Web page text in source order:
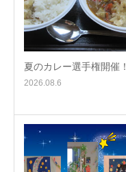
夏のカレー選手権開催！
2026.08.6